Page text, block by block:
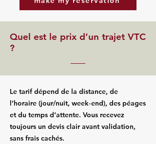
Quel est le prix d’un trajet VTC
?
Le tarif dépend de la distance, de
l’horaire (jour/nuit, week‑end), des péages
et du temps d’attente. Vous recevez
toujours un devis clair avant validation,
sans frais cachés.